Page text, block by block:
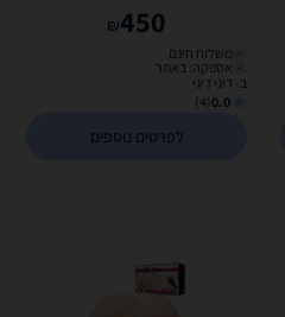
450
₪
משלוח חינם
אספקה: באתר
ב- דיגי דיגי
0.0
(4)
לפרטים נוספים